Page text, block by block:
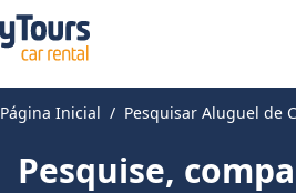
Página Inicial Pesquisar Aluguel de
Pesquise,